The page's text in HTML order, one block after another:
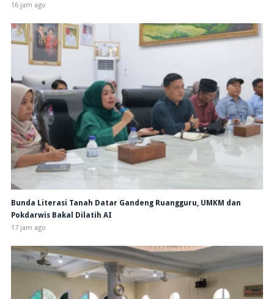
16 jam ago
Bunda Literasi Tanah Datar Gandeng Ruangguru, UMKM dan
Pokdarwis Bakal Dilatih AI
17 jam ago